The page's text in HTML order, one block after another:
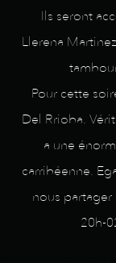
Ils seront
Llerena
Pour cette
Del Rrioba.
a une
carribéenne.
nous
20h-